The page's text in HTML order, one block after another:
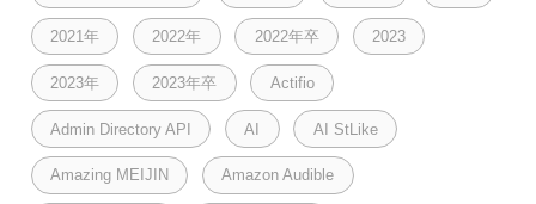
2021年 2022年 2022年卒 2023
2023年 2023年卒 Actifio
Admin Directory API AI AI StLike
Amazing MEIJIN Amazon Audible